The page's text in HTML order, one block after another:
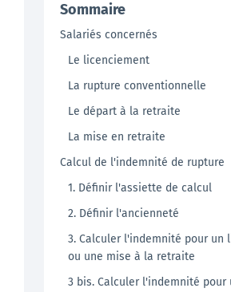
Sommaire
Salariés concernés
Le licenciement
La rupture conventionnelle
Le départ à la retraite
La mise en retraite
Calcul de l'indemnité de rupture
1. Définir l'assiette de calcul
2. Définir l'ancienneté
3. Calculer l'indemnité pour un
ou une mise à la retraite
3 bis. Calculer l'indemnité pour